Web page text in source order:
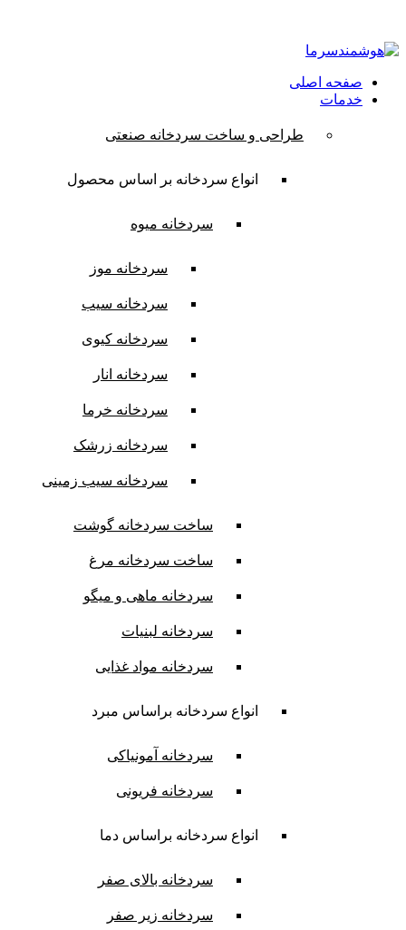
صفحه اصلی
خدمات
طراحی و ساخت سردخانه صنعتی
انواع سردخانه بر اساس محصول
سردخانه میوه
سردخانه موز
سردخانه سیب
سردخانه کیوی
سردخانه انار
سردخانه خرما
سردخانه زرشک
سردخانه سیب زمینی
ساخت سردخانه گوشت
ساخت سردخانه مرغ
سردخانه ماهی و میگو
سردخانه لبنیات
سردخانه مواد غذایی
انواع سردخانه براساس مبرد
سردخانه آمونیاکی
سردخانه فریونی
انواع سردخانه براساس دما
سردخانه بالای صفر
سردخانه زیر صفر